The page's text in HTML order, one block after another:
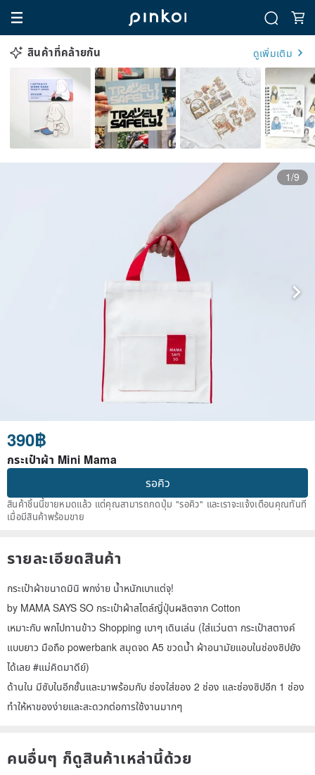
สินค้าที่คล้ายกัน ดูเพิ่มเติม
1/9
390฿
กระเป๋าผ้า Mini Mama
รอคิว
สินค้าชิ้นนี้ขายหมดแล้ว แต่คุณสามารถกดปุ่ม "รอคิว" และเราจะแจ้งเตือนคุณทันที
เมื่อมีสินค้าพร้อมขาย
รายละเอียดสินค้า
กระเป๋าผ้าขนาดมินิ พกง่าย น้ำหนักเบาแต่จุ!
by MAMA SAYS SO กระเป๋าผ้าสไตล์ญี่ปุ่นผลิตจาก Cotton
เหมาะกับ พกไปทานข้าว Shopping เบาๆ เดินเล่น (ใส่แว่นตา กระเป๋าสตางค์
แบบยาว มือถือ powerbank สมุดจด A5 ขวดน้ำ ผ้าอนามัยแอบในช่องซิปยัง
ได้เลย #แม่คิดมาดีย์)
ด้านใน มีซับในอีกชั้นและมาพร้อมกับ ช่องใส่ของ 2 ช่อง และช่องซิปอีก 1 ช่อง
ทำให้หาของง่ายและสะดวกต่อการใช้งานมากๆ
คนอื่นๆ ก็ดูสินค้าเหล่านี้ด้วย